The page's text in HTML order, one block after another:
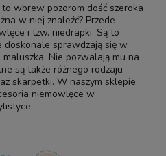
wbrew pozorom dość szeroka
w niej znaleźć? Przede
i tzw. niedrapki. Są to
doskonale sprawdzają się w
Nie pozwalają mu na
są także różnego rodzaju
skarpetki. W naszym sklepie
niemowlęce w